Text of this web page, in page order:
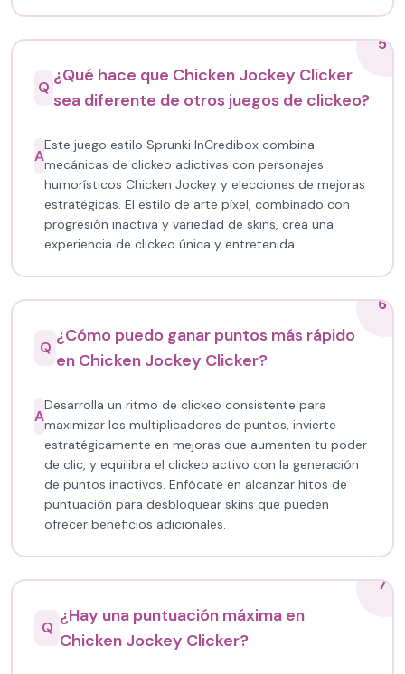
5
Q
¿Qué hace que Chicken Jockey Clicker
sea diferente de otros juegos de clickeo?
A
Este juego estilo Sprunki InCredibox combina
mecánicas de clickeo adictivas con personajes
humorísticos Chicken Jockey y elecciones de mejoras
estratégicas. El estilo de arte píxel, combinado con
progresión inactiva y variedad de skins, crea una
experiencia de clickeo única y entretenida.
6
Q
¿Cómo puedo ganar puntos más rápido
en Chicken Jockey Clicker?
A
Desarrolla un ritmo de clickeo consistente para
maximizar los multiplicadores de puntos, invierte
estratégicamente en mejoras que aumenten tu poder
de clic, y equilibra el clickeo activo con la generación
de puntos inactivos. Enfócate en alcanzar hitos de
puntuación para desbloquear skins que pueden
ofrecer beneficios adicionales.
7
Q
¿Hay una puntuación máxima en
Chicken Jockey Clicker?